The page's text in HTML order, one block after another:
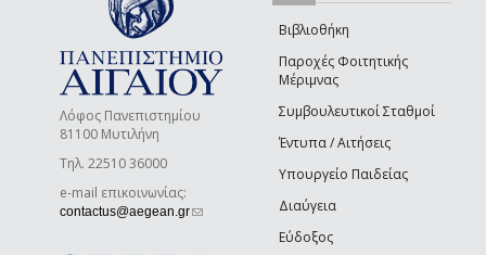
Λόφος Πανεπιστημίου
81100 Μυτιλήνη
Τηλ. 22510 36000
e-mail επικοινωνίας:
contactus@aegean.gr(link sends e-mail)
Βιβλιοθήκη
Παροχές Φοιτητικής
Μέριμνας
Συμβουλευτικοί Σταθμοί
Έντυπα / Αιτήσεις
Υπουργείο Παιδείας
Διαύγεια
Εύδοξος